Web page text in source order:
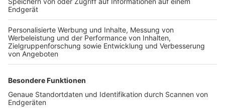
TOP-VEREINE
TOP-PARTNER